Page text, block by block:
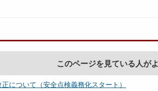
このページを見ている人が
について（安全点検義務化スタート）